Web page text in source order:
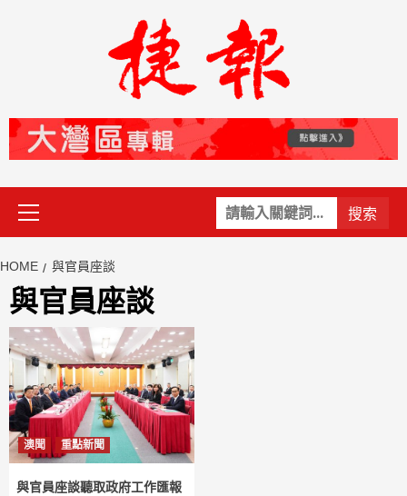
關
鍵
Primary
Menu
HOME 與官員座談
與官員座談
澳聞 重點新聞
與官員座談聽取政府工作匯報